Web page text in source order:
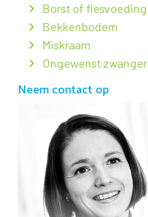
Borst of flesvoeding
Bekkenbodem
Miskraam
Ongewenst zwanger
Neem contact op